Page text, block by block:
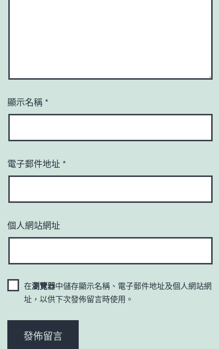
顯示名稱 *
電子郵件地址 *
個人網站網址
在瀏覽器中儲存顯示名稱、電子郵件地址及個人網站網
址，以供下次發佈留言時使用。